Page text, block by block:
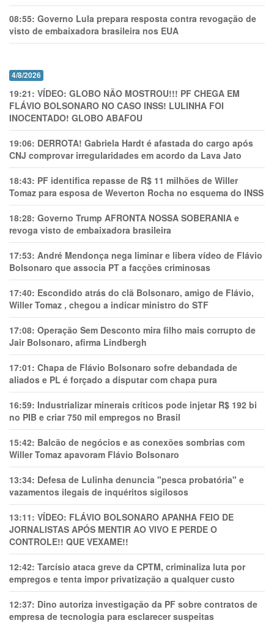
08:55: Governo Lula prepara resposta contra revogação de
visto de embaixadora brasileira nos EUA
4/8/2026
19:21: VÍDEO: GLOBO NÃO MOSTROU!!! PF CHEGA EM
FLÁVIO BOLSONARO NO CASO INSS! LULINHA FOI
INOCENTADO! GLOBO ABAFOU
19:06: DERROTA! Gabriela Hardt é afastada do cargo após
CNJ comprovar irregularidades em acordo da Lava Jato
18:43: PF identifica repasse de R$ 11 milhões de Willer
Tomaz para esposa de Weverton Rocha no esquema do INSS
18:28: Governo Trump AFRONTA NOSSA SOBERANIA e
revoga visto de embaixadora brasileira
17:53: André Mendonça nega liminar e libera vídeo de Flávio
Bolsonaro que associa PT a facções criminosas
17:40: Escondido atrás do clã Bolsonaro, amigo de Flávio,
Willer Tomaz , chegou a indicar ministro do STF
17:08: Operação Sem Desconto mira filho mais corrupto de
Jair Bolsonaro, afirma Lindbergh
17:01: Chapa de Flávio Bolsonaro sofre debandada de
aliados e PL é forçado a disputar com chapa pura
16:59: Industrializar minerais críticos pode injetar R$ 192 bi
no PIB e criar 750 mil empregos no Brasil
15:42: Balcão de negócios e as conexões sombrias com
Willer Tomaz apavoram Flávio Bolsonaro
13:34: Defesa de Lulinha denuncia "pesca probatória" e
vazamentos ilegais de inquéritos sigilosos
13:11: VÍDEO: FLÁVIO BOLSONARO APANHA FEIO DE
JORNALISTAS APÓS MENTIR AO VIVO E PERDE O
CONTROLE!! QUE VEXAME!!
12:42: Tarcísio ataca greve da CPTM, criminaliza luta por
empregos e tenta impor privatização a qualquer custo
12:37: Dino autoriza investigação da PF sobre contratos de
empresa de tecnologia para esclarecer suspeitas